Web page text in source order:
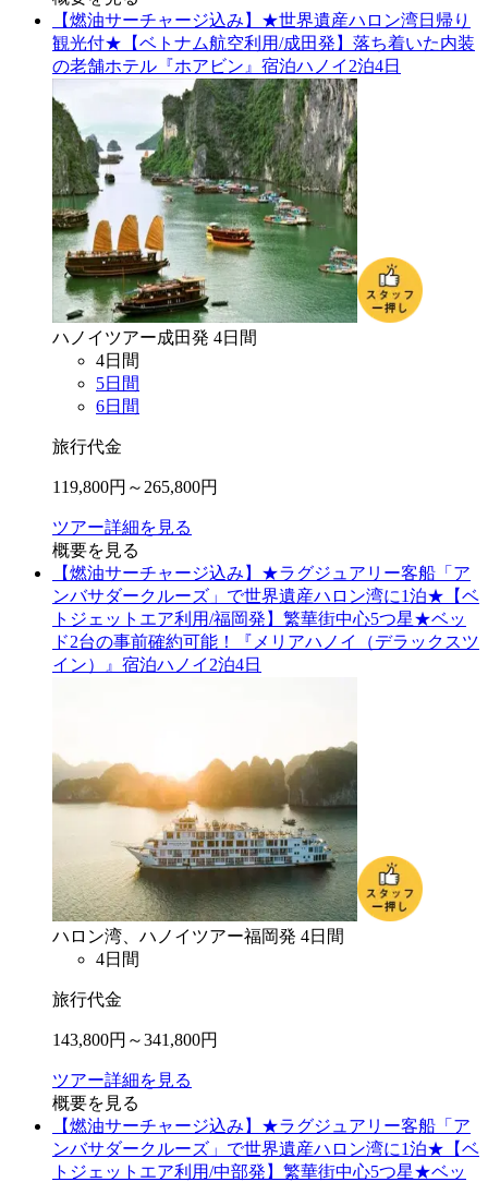
【燃油サーチャージ込み】★世界遺産ハロン湾日帰り
観光付★【ベトナム航空利用/成田発】落ち着いた内装
の老舗ホテル『ホアビン』宿泊ハノイ2泊4日
ハノイ ツアー成田発 4日間
4日間
5日間
6日間
旅行代金
119,800円～ 265,800円
ツアー詳細を見る
概要を見る
【燃油サーチャージ込み】★ラグジュアリー客船「ア
ンバサダークルーズ」で世界遺産ハロン湾に1泊★【ベ
トジェットエア利用/福岡発】繁華街中心5つ星★ベッ
ド2台の事前確約可能！『メリアハノイ（デラックスツ
イン）』宿泊ハノイ2泊4日
ハロン湾、ハノイ ツアー福岡発 4日間
4日間
旅行代金
143,800円～341,800円
ツアー詳細を見る
概要を見る
【燃油サーチャージ込み】★ラグジュアリー客船「ア
ンバサダークルーズ」で世界遺産ハロン湾に1泊★【ベ
トジェットエア利用/中部発】繁華街中心5つ星★ベッ